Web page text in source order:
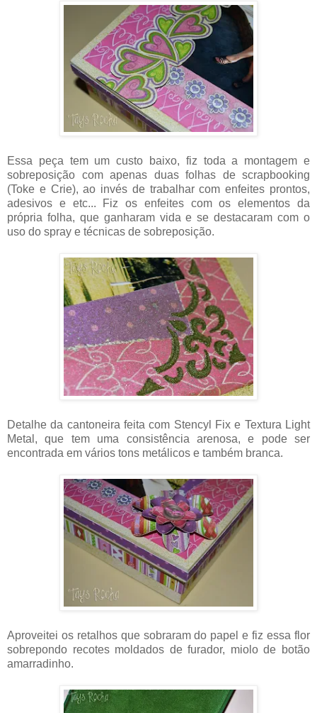
Essa peça tem um custo baixo, fiz toda a montagem e
sobreposição com apenas duas folhas de scrapbooking
(Toke e Crie), ao invés de trabalhar com enfeites prontos,
adesivos e etc... Fiz os enfeites com os elementos da
própria folha, que ganharam vida e se destacaram com o
uso do spray e técnicas de sobreposição.
Detalhe da cantoneira feita com Stencyl Fix e Textura Light
Metal, que tem uma consistência arenosa, e pode ser
encontrada em vários tons metálicos e também branca.
Aproveitei os retalhos que sobraram do papel e fiz essa flor
sobrepondo recotes moldados de furador, miolo de botão
amarradinho.